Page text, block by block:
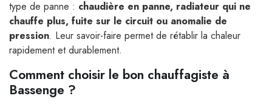
type de panne : chaudière en panne, radiateur qui ne
chauffe plus, fuite sur le circuit ou anomalie de
pression. Leur savoir-faire permet de rétablir la chaleur
rapidement et durablement.
Comment choisir le bon chauffagiste à
Bassenge ?